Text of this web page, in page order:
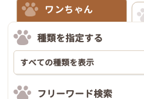
ワンちゃん
種類を指定する
フリーワード検索